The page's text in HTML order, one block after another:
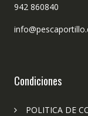
942 860840
Condiciones
POLITICA DE